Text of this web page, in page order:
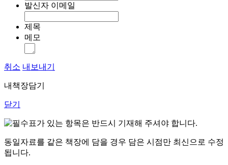
발신자 이메일
제목
메모
취소 내보내기
내책장담기
닫기
표가 있는 항목은 반드시 기재해 주셔야 합니다.
동일자료를 같은 책장에 담을 경우 담은 시점만 최신으로 수정
됩니다.